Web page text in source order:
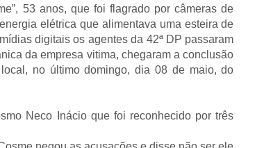
53 anos, que foi flagrado por câmeras de
elétrica que alimentava uma esteira de
digitais os agentes da 42ª DP passaram
da empresa vitima, chegaram a conclusão
no último domingo, dia 08 de maio, do
Neco Inácio que foi reconhecido por três